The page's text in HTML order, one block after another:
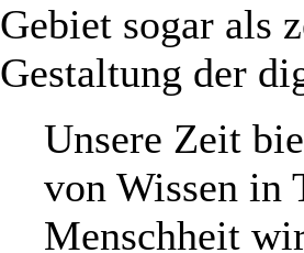
Gebiet sogar als
Gestaltung der
Unsere Zeit
von Wissen in
Menschheit